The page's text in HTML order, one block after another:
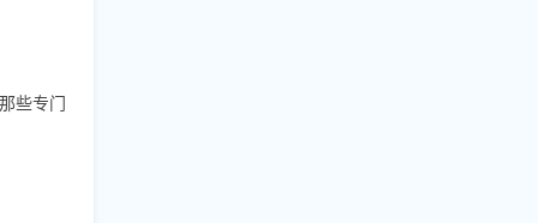
些专门